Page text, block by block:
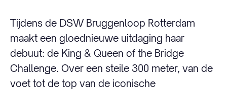
Tijdens de DSW Bruggenloop Rotterdam
maakt een gloednieuwe uitdaging haar
debuut: de King & Queen of the Bridge
Challenge. Over een steile 300 meter, van de
voet tot de top van de iconische